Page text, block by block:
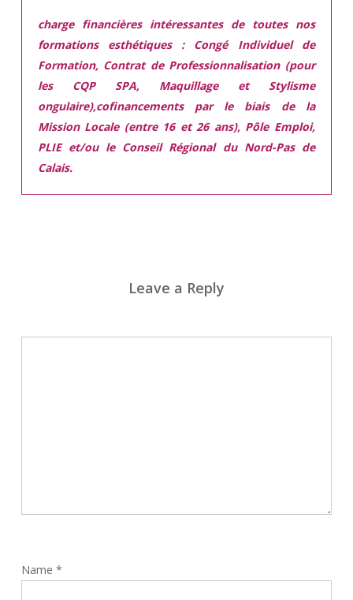
charge financières intéressantes de toutes nos
formations esthétiques :Congé Individuel de
Formation, Contrat de Professionnalisation (pour
les CQP SPA, Maquillage et Stylisme
ongulaire),cofinancements par le biais de la
Mission Locale (entre 16 et 26 ans), Pôle Emploi,
PLIE et/ou le Conseil Régional du Nord-Pas de
Calais.
Leave a Reply
Name *